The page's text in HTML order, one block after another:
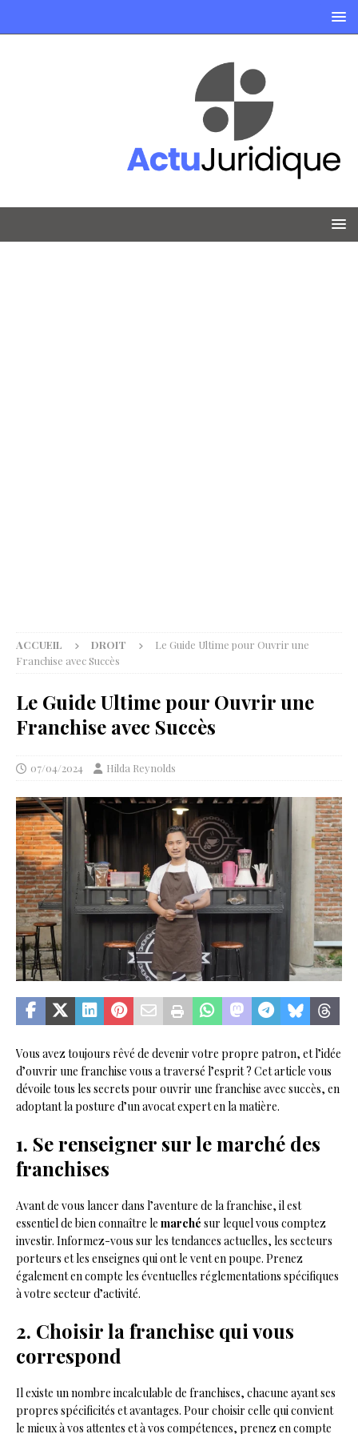
ACCUEIL DROIT
Le Guide Ultime pour Ouvrir une
Franchise avec Succès
Le Guide Ultime pour Ouvrir une
Franchise avec Succès
07/04/2024 Hilda Reynolds
Vous avez toujours rêvé de devenir votre propre patron, et l’idée
d’ouvrir une franchise vous a traversé l’esprit ? Cet article vous
dévoile tous les secrets pour ouvrir une franchise avec succès, en
adoptant la posture d’un avocat expert en la matière.
1. Se renseigner sur le marché des
franchises
Avant de vous lancer dans l’aventure de la franchise, il est
essentiel de bien connaître le marché sur lequel vous comptez
investir. Informez-vous sur les tendances actuelles, les secteurs
porteurs et les enseignes qui ont le vent en poupe. Prenez
également en compte les éventuelles réglementations spécifiques
à votre secteur d’activité.
2. Choisir la franchise qui vous
correspond
Il existe un nombre incalculable de franchises, chacune ayant ses
propres spécificités et avantages. Pour choisir celle qui convient
le mieux à vos attentes et à vos compétences, prenez en compte